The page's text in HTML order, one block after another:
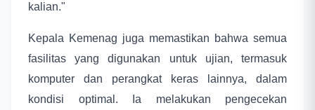
kalian."
Kepala Kemenag juga memastikan bahwa semua
fasilitas yang digunakan untuk ujian, termasuk
komputer dan perangkat keras lainnya, dalam
kondisi optimal. Ia melakukan pengecekan